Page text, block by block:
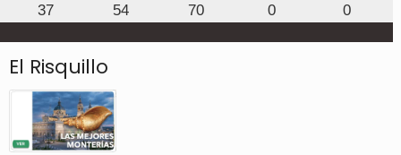
37 54 70 0 0
El Risquillo